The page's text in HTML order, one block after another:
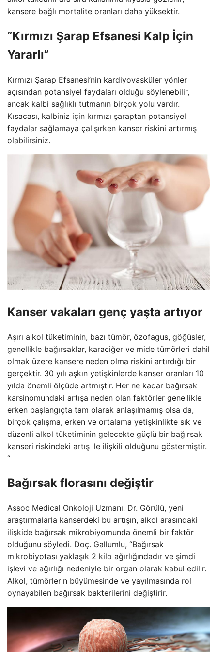
kansere bağlı mortalite oranları daha yüksektir.
“Kırmızı Şarap Efsanesi Kalp İçin
Yararlı”
Kırmızı Şarap Efsanesi’nin kardiyovasküler yönler
açısından potansiyel faydaları olduğu söylenebilir,
ancak kalbi sağlıklı tutmanın birçok yolu vardır.
Kısacası, kalbiniz için kırmızı şaraptan potansiyel
faydalar sağlamaya çalışırken kanser riskini artırmış
olabilirsiniz.
Kanser vakaları genç yaşta artıyor
Aşırı alkol tüketiminin, bazı tümör, özofagus, göğüsler,
genellikle bağırsaklar, karaciğer ve mide tümörleri dahil
olmak üzere kansere neden olma riskini artırdığı bir
gerçektir. 30 yılı aşkın yetişkinlerde kanser oranları 10
yılda önemli ölçüde artmıştır. Her ne kadar bağırsak
karsinomundaki artışa neden olan faktörler genellikle
erken başlangıçta tam olarak anlaşılmamış olsa da,
birçok çalışma, erken ve ortalama yetişkinlikte sık ve
düzenli alkol tüketiminin gelecekte güçlü bir bağırsak
kanseri riskindeki artış ile ilişkili olduğunu göstermiştir.
“
Bağırsak florasını değiştir
Assoc Medical Onkoloji Uzmanı. Dr. Görülü, yeni
araştırmalarla kanserdeki bu artışın, alkol arasındaki
ilişkide bağırsak mikrobiyomunda önemli bir faktör
olduğunu söyledi. Doç. Gallumlu, “Bağırsak
mikrobiyotası yaklaşık 2 kilo ağırlığındadır ve şimdi
işlevi ve ağırlığı nedeniyle bir organ olarak kabul edilir.
Alkol, tümörlerin büyümesinde ve yayılmasında rol
oynayabilen bağırsak bakterilerini değiştirir.